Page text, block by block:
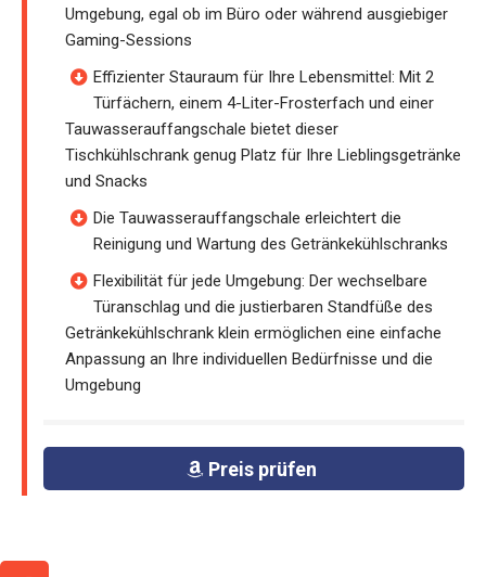
Umgebung, egal ob im Büro oder während ausgiebiger
Gaming-Sessions
Effizienter Stauraum für Ihre Lebensmittel: Mit 2
Türfächern, einem 4-Liter-Frosterfach und einer
Tauwasserauffangschale bietet dieser
Tischkühlschrank genug Platz für Ihre Lieblingsgetränke
und Snacks
Die Tauwasserauffangschale erleichtert die
Reinigung und Wartung des Getränkekühlschranks
Flexibilität für jede Umgebung: Der wechselbare
Türanschlag und die justierbaren Standfüße des
Getränkekühlschrank klein ermöglichen eine einfache
Anpassung an Ihre individuellen Bedürfnisse und die
Umgebung
Preis prüfen